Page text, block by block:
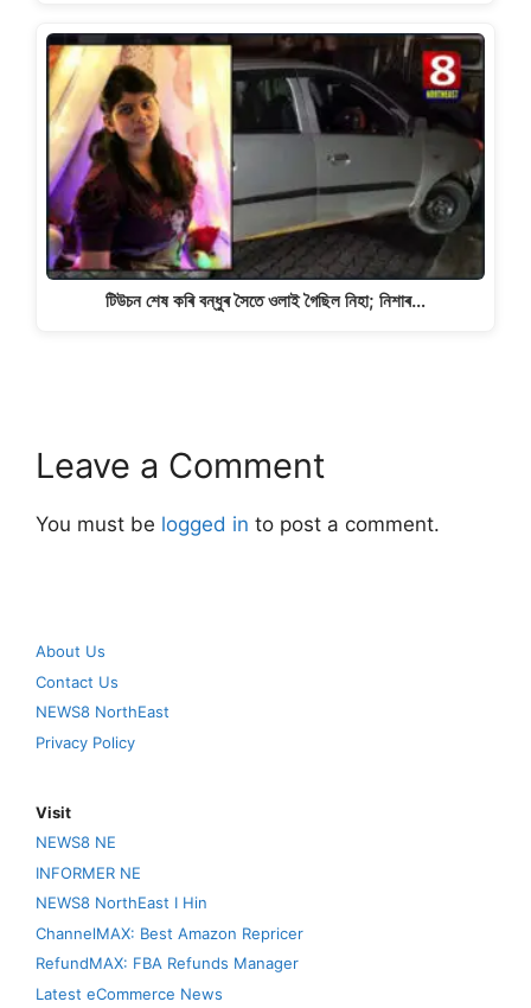
টিউচন শেষ কৰি বন্ধুৰ সৈতে ওলাই গৈছিল নিহা; নিশাৰ…
Leave a Comment
You must be logged in to post a comment.
About Us
Contact Us
NEWS8 NorthEast
Privacy Policy
Visit
NEWS8 NE
INFORMER NE
NEWS8 NorthEast I Hin
ChannelMAX: Best Amazon Repricer
RefundMAX: FBA Refunds Manager
Latest eCommerce News